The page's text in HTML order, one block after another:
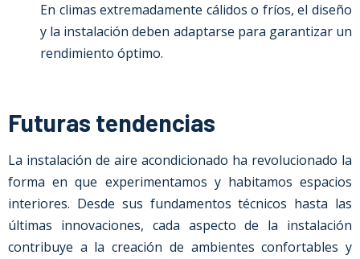
En climas extremadamente cálidos o fríos, el diseño
y la instalación deben adaptarse para garantizar un
rendimiento óptimo.
Futuras tendencias
La instalación de aire acondicionado ha revolucionado la
forma en que experimentamos y habitamos espacios
interiores. Desde sus fundamentos técnicos hasta las
últimas innovaciones, cada aspecto de la instalación
contribuye a la creación de ambientes confortables y